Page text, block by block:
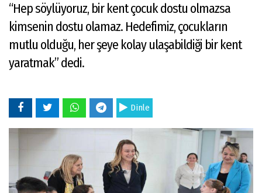
“Hep söylüyoruz, bir kent çocuk dostu olmazsa
kimsenin dostu olamaz. Hedefimiz, çocukların
mutlu olduğu, her şeye kolay ulaşabildiği bir kent
yaratmak” dedi.
Dinle